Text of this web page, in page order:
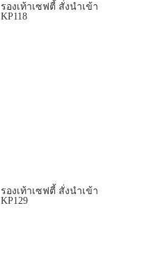
รองเท้าเซฟตี้ สั่งนำเข้า
KP118
รองเท้าเซฟตี้ สั่งนำเข้า
KP129